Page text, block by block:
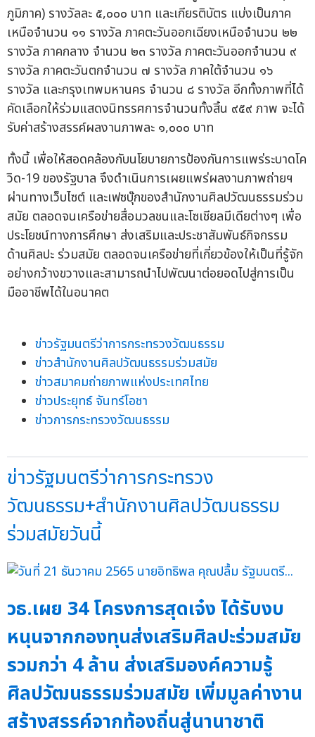
ภูมิภาค) รางวัลละ ๕,๐๐๐ บาท และเกียรติบัตร แบ่งเป็นภาค
เหนือจำนวน ๑๑ รางวัล ภาคตะวันออกเฉียงเหนือจำนวน ๒๒
รางวัล ภาคกลาง จำนวน ๒๓ รางวัล ภาคตะวันออกจำนวน ๙
รางวัล ภาคตะวันตกจำนวน ๗ รางวัล ภาคใต้จำนวน ๑๖
รางวัล และกรุงเทพมหานคร จำนวน ๘ รางวัล อีกทั้งภาพที่ได้
คัดเลือกให้ร่วมแสดงนิทรรศการจำนวนทั้งสิ้น ๙๕๙ ภาพ จะได้
รับค่าสร้างสรรค์ผลงานภาพละ ๑,๐๐๐ บาท
ทั้งนี้ เพื่อให้สอดคล้องกับนโยบายการป้องกันการแพร่ระบาดโค
วิด-19 ของรัฐบาล จึงดำเนินการเผยแพร่ผลงานภาพถ่ายฯ
ผ่านทางเว็บไซต์ และเฟซบุ๊กของสำนักงานศิลปวัฒนธรรมร่วม
สมัย ตลอดจนเครือข่ายสื่อมวลชนและโซเชียลมีเดียต่างๆ เพื่อ
ประโยชน์ทางการศึกษา ส่งเสริมและประชาสัมพันธ์กิจกรรม
ด้านศิลปะ ร่วมสมัย ตลอดจนเครือข่ายที่เกี่ยวข้องให้เป็นที่รู้จัก
อย่างกว้างขวางและสามารถนำไปพัฒนาต่อยอดไปสู่การเป็น
มืออาชีพได้ในอนาคต
ข่าวรัฐมนตรีว่าการกระทรวงวัฒนธรรม
ข่าวสำนักงานศิลปวัฒนธรรมร่วมสมัย
ข่าวสมาคมถ่ายภาพแห่งประเทศไทย
ข่าวประยุทธ์ จันทร์โอชา
ข่าวการกระทรวงวัฒนธรรม
ข่าวรัฐมนตรีว่าการกระทรวง
วัฒนธรรม+สำนักงานศิลปวัฒนธรรม
ร่วมสมัยวันนี้
วธ.เผย 34 โครงการสุดเจ๋ง ได้รับงบ
หนุนจากกองทุนส่งเสริมศิลปะร่วมสมัย
รวมกว่า 4 ล้าน ส่งเสริมองค์ความรู้
ศิลปวัฒนธรรมร่วมสมัย เพิ่มมูลค่างาน
สร้างสรรค์จากท้องถิ่นสู่นานาชาติ